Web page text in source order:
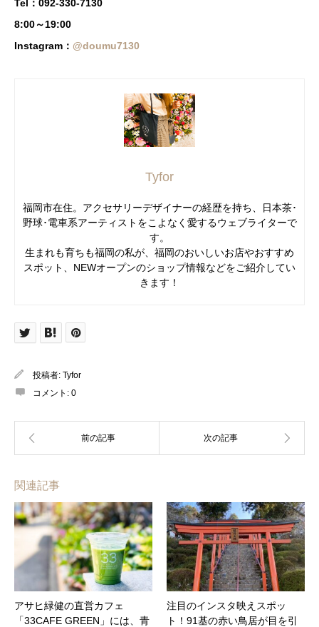
Tel：092-330-7130
8:00～19:00
Instagram： @doumu7130
Tyfor
福岡市在住。アクセサリーデザイナーの経歴を持ち、日本茶･
野球･電車系アーティストをこよなく愛するウェブライターで
す。
生まれも育ちも福岡の私が、福岡のおいしいお店やおすすめ
スポット、NEWオープンのショップ情報などをご紹介してい
きます！
投稿者: Tyfor
コメント: 0
関連記事
アサヒ緑健の直営カフェ
「33CAFE GREEN」には、青
注目のインスタ映えスポッ
ト！91基の赤い鳥居が目を引